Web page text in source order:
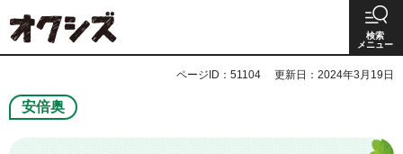
検索
メニュー
ページID：51104 更新日：2024年3月19日
安倍奥